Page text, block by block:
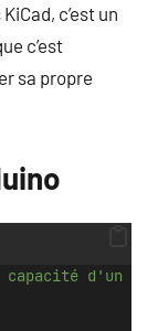
c’est un
c’est
sa propre
d'un